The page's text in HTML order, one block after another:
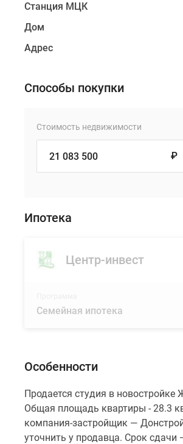
Станция МЦК
Дом
Адрес
Способы покупки
Стоимость недвижимости
₽
Ипотека
Центр-инвест
Семейная ипотека
Особенности
Продается студия в
Общая площадь квартиры - 28.3
компания-застройщик —
уточнить у продавца. Срок